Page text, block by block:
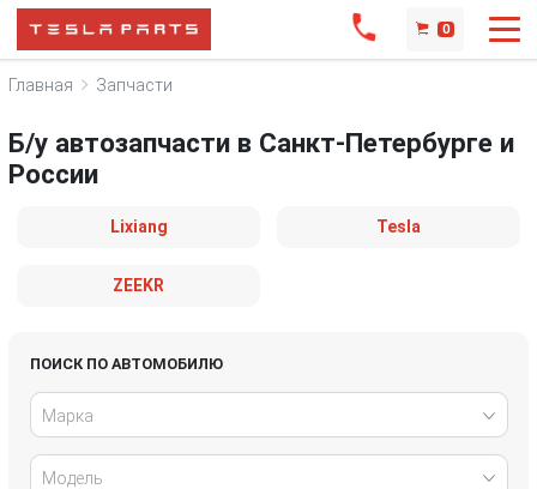
0
Главная Запчасти
Б/у автозапчасти в Санкт-Петербурге и
России
Lixiang Tesla
ZEEKR
ПОИСК ПО АВТОМОБИЛЮ
Марка
Модель